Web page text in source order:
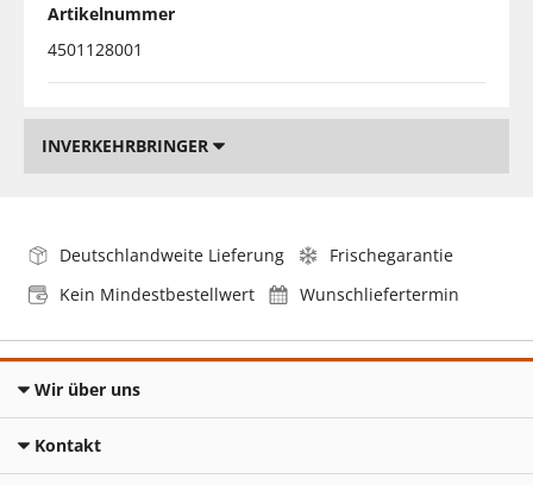
Artikelnummer
4501128001
INVERKEHRBRINGER
Deutschlandweite Lieferung
Frischegarantie
Kein Mindestbestellwert
Wunschliefertermin
Wir über uns
Kontakt